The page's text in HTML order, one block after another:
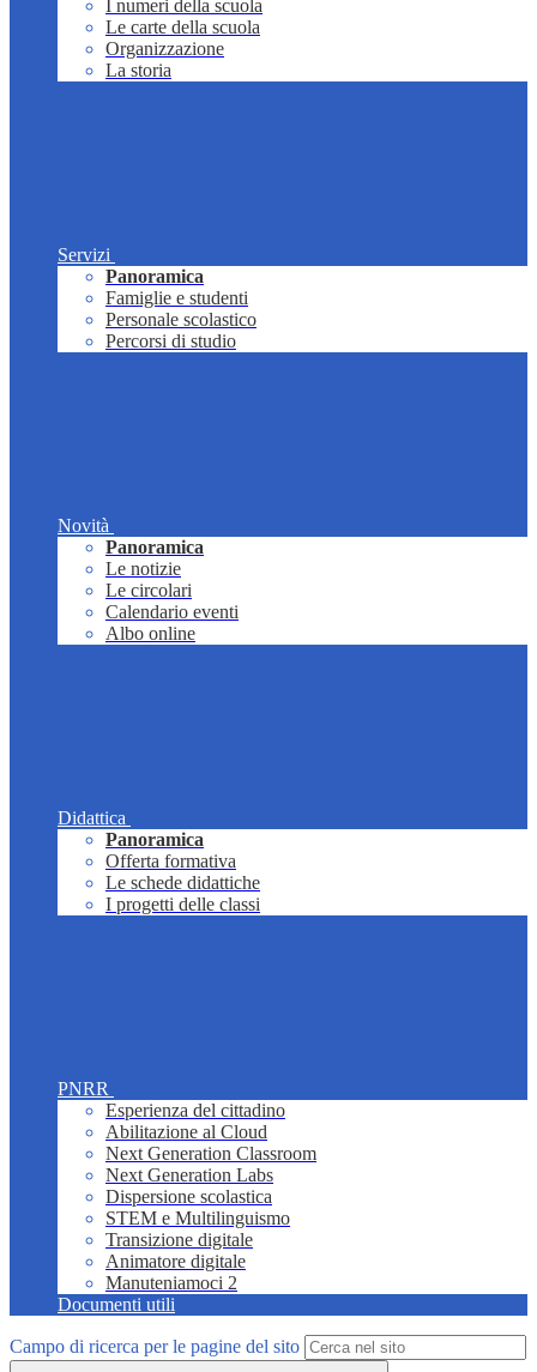
I numeri della scuola
Le carte della scuola
Organizzazione
La storia
Servizi
Panoramica
Famiglie e studenti
Personale scolastico
Percorsi di studio
Novità
Panoramica
Le notizie
Le circolari
Calendario eventi
Albo online
Didattica
Panoramica
Offerta formativa
Le schede didattiche
I progetti delle classi
PNRR
Esperienza del cittadino
Abilitazione al Cloud
Next Generation Classroom
Next Generation Labs
Dispersione scolastica
STEM e Multilinguismo
Transizione digitale
Animatore digitale
Manuteniamoci 2
Documenti utili
Campo di ricerca per le pagine del sito